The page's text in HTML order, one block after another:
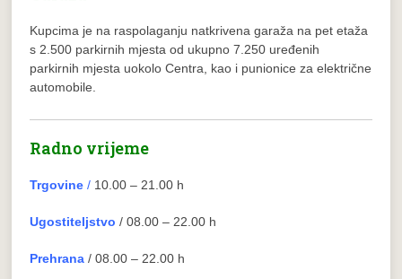
Kupcima je na raspolaganju natkrivena garaža na pet etaža
s 2.500 parkirnih mjesta od ukupno 7.250 uređenih
parkirnih mjesta uokolo Centra, kao i punionice za električne
automobile.
Radno vrijeme
Trgovine / 10.00 – 21.00 h
Ugostiteljstvo / 08.00 – 22.00 h
Prehrana / 08.00 – 22.00 h